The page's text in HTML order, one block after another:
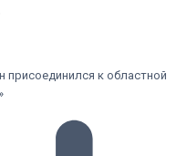
присоединился к областной